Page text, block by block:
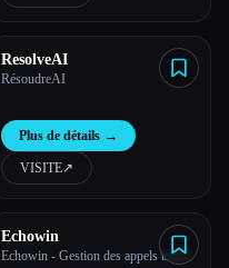
ResolveAI
RésoudreAI
Plus de détails →
VISITE↗︎
Echowin
Echowin - Gestion des appels basée